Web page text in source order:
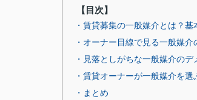
【目次】
・賃貸募集の一般媒介とは？基
・オーナー目線で見る一般媒介
・見落としがちな一般媒介の
・賃貸オーナーが一般媒介を
・まとめ